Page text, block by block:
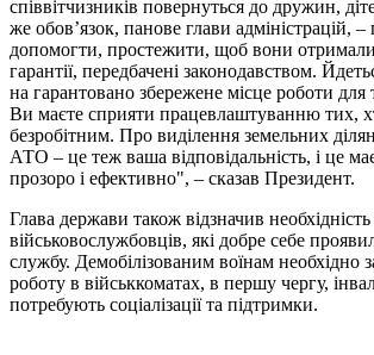
співвітчизників повернуться до дружин,
же обов’язок, панове глави адміністрацій, –
допомогти, простежити, щоб вони отримали
гарантії, передбачені законодавством.
на гарантовано збережене місце роботи
Ви маєте сприяти працевлаштуванню тих,
безробітним. Про виділення земельних
АТО – це теж ваша відповідальність, і це
прозоро і ефективно", – сказав Президент.
Глава держави також відзначив
військовослужбовців, які добре себе
службу. Демобілізованим воїнам необхідно
роботу в військкоматах, в першу чергу,
потребують соціалізації та підтримки.